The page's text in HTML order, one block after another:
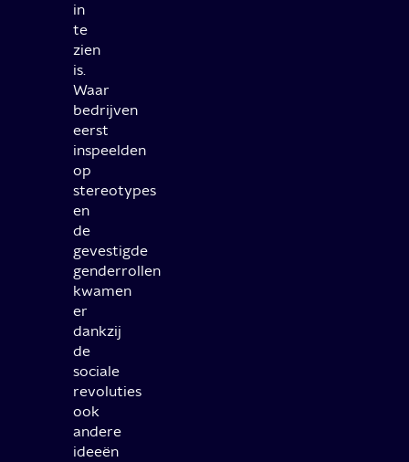
in
te
zien
is.
Waar
bedrijven
eerst
inspeelden
op
stereotypes
en
de
gevestigde
genderrollen
kwamen
er
dankzij
de
sociale
revoluties
ook
andere
ideeën